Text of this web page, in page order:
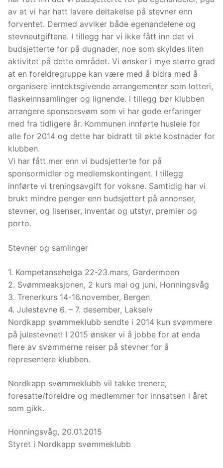
av at vi har hatt lavere deltakelse på stevner enn
forventet. Dermed avviker både egenandelene og
stevneutgiftene. I tillegg har vi ikke fått inn det vi
budsjetterte for på dugnader, noe som skyldes liten
aktivitet på dette området. Vi ønsker i mye større grad
at en foreldregruppe kan være med å bidra med å
organisere inntektsgivende arrangementer som lotteri,
flaskeinnsamlinger og lignende. I tillegg bør klubben
arrangere sponsorsvøm som vi har gode erfaringer
med fra tidligere år. Kommunen innførte husleie for
alle for 2014 og dette har bidratt til økte kostnader for
klubben.
Vi har fått mer enn vi budsjetterte for på
sponsormidler og medlemskontingent. I tillegg
innførte vi treningsavgift for voksne. Samtidig har vi
brukt mindre penger enn budsjettert på annonser,
stevner, og lisenser, inventar og utstyr, premier og
porto.
Stevner og samlinger
1. Kompetansehelga 22-23.mars, Gardermoen
2. Svømmeaksjonen, 2 kurs mai og juni, Honningsvåg
3. Trenerkurs 14-16.november, Bergen
4. Julestevne 6. – 7. desember, Lakselv
Nordkapp svømmeklubb sendte i 2014 kun svømmere
på julestevnet! I 2015 ønsker vi å jobbe for at enda
flere av svømmerne reiser på stevner for å
representere klubben.
Nordkapp svømmeklubb vil takke trenere,
foresatte/foreldre og medlemmer for innsatsen i året
som gikk.
Honningsvåg, 20.01.2015
Styret i Nordkapp svømmeklubb